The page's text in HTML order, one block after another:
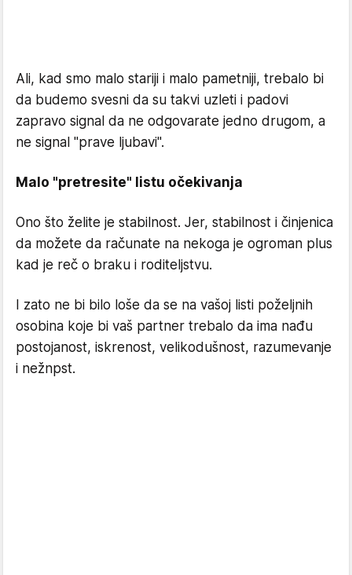
Ali, kad smo malo stariji i malo pametniji, trebalo bi
da budemo svesni da su takvi uzleti i padovi
zapravo signal da ne odgovarate jedno drugom, a
ne signal "prave ljubavi".
Malo "pretresite" listu očekivanja
Ono što želite je stabilnost. Jer, stabilnost i činjenica
da možete da računate na nekoga je ogroman plus
kad je reč o braku i roditeljstvu.
I zato ne bi bilo loše da se na vašoj listi poželjnih
osobina koje bi vaš partner trebalo da ima nađu
postojanost, iskrenost, velikodušnost, razumevanje
i nežnpst.